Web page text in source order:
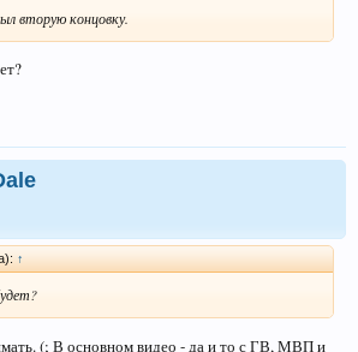
вторую концовку.
↑
(; В основном видео - да и то с ГВ, МВП и